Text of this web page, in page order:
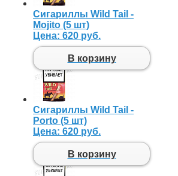
Сигариллы Wild Tail -
Mojito (5 шт)
Цена: 620 руб.
В корзину
Сигариллы Wild Tail -
Porto (5 шт)
Цена: 620 руб.
В корзину